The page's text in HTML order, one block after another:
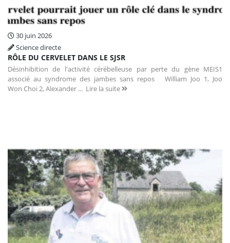
30 juin 2026
Science directe
RÔLE DU CERVELET DANS LE SJSR
Désinhibition de l'activité cérébelleuse par perte du gène MEIS1
associé au syndrome des jambes sans repos William Joo 1, Joo
Won Choi 2, Alexander ... Lire la suite